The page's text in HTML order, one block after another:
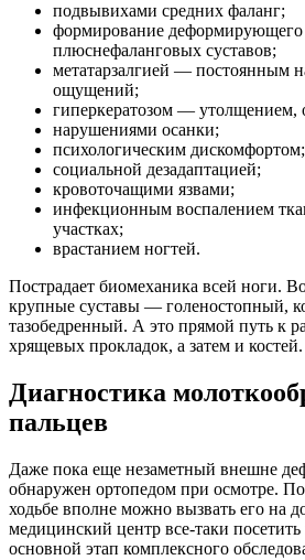
подвывихами средних фаланг;
формирование деформирующего
плюснефаланговых суставов;
метатарзалгией — постоянным
ощущений;
гиперкератозом — утолщением,
нарушениями осанки;
психологическим дискомфортом;
социальной дезадаптацией;
кровоточащими язвами;
инфекционным воспалением
участках;
врастанием ногтей.
Пострадает биомеханика всей ноги.
крупные суставы — голеностопный,
тазобедренный. А это прямой путь к
хрящевых прокладок, а затем и костей.
Диагностика
пальцев
Даже пока еще незаметный внешне
обнаружен ортопедом при осмотре.
ходьбе вполне можно вызвать его на
медицинский центр все-таки
основной этап комплексного